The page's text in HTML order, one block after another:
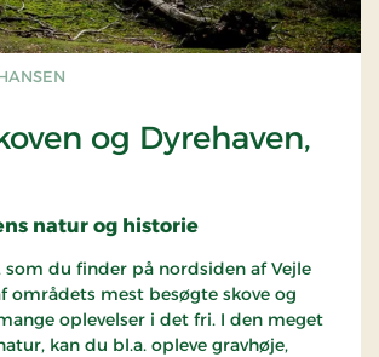
og Dyrehaven,
natur og historie
som du finder på nordsiden af Vejle
områdets mest besøgte skove og
oplevelser i det fri. I den meget
kan du bl.a. opleve gravhøje,